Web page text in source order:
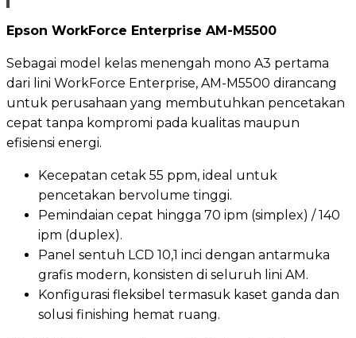
Epson WorkForce Enterprise AM-M5500
Sebagai model kelas menengah mono A3 pertama
dari lini WorkForce Enterprise, AM-M5500 dirancang
untuk perusahaan yang membutuhkan pencetakan
cepat tanpa kompromi pada kualitas maupun
efisiensi energi.
Kecepatan cetak 55 ppm, ideal untuk
pencetakan bervolume tinggi.
Pemindaian cepat hingga 70 ipm (simplex) / 140
ipm (duplex).
Panel sentuh LCD 10,1 inci dengan antarmuka
grafis modern, konsisten di seluruh lini AM.
Konfigurasi fleksibel termasuk kaset ganda dan
solusi finishing hemat ruang.